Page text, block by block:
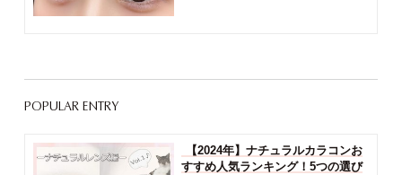
POPULAR ENTRY
【2024年】ナチュラルカラコンお
すすめ人気ランキング！5つの選び